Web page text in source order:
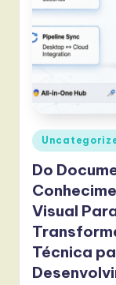
I,
S
o
f
w
a
r
e
Posted
in
Do
Visual
Técnica